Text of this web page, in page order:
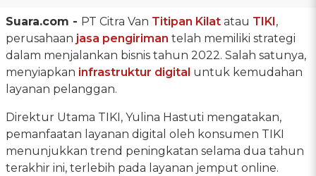
Suara.com - PT Citra Van Titipan Kilat atau TIKI,
perusahaan jasa pengiriman telah memiliki strategi
dalam menjalankan bisnis tahun 2022. Salah satunya,
menyiapkan infrastruktur digital untuk kemudahan
layanan pelanggan.
Direktur Utama TIKI, Yulina Hastuti mengatakan,
pemanfaatan layanan digital oleh konsumen TIKI
menunjukkan trend peningkatan selama dua tahun
terakhir ini, terlebih pada layanan jemput online.